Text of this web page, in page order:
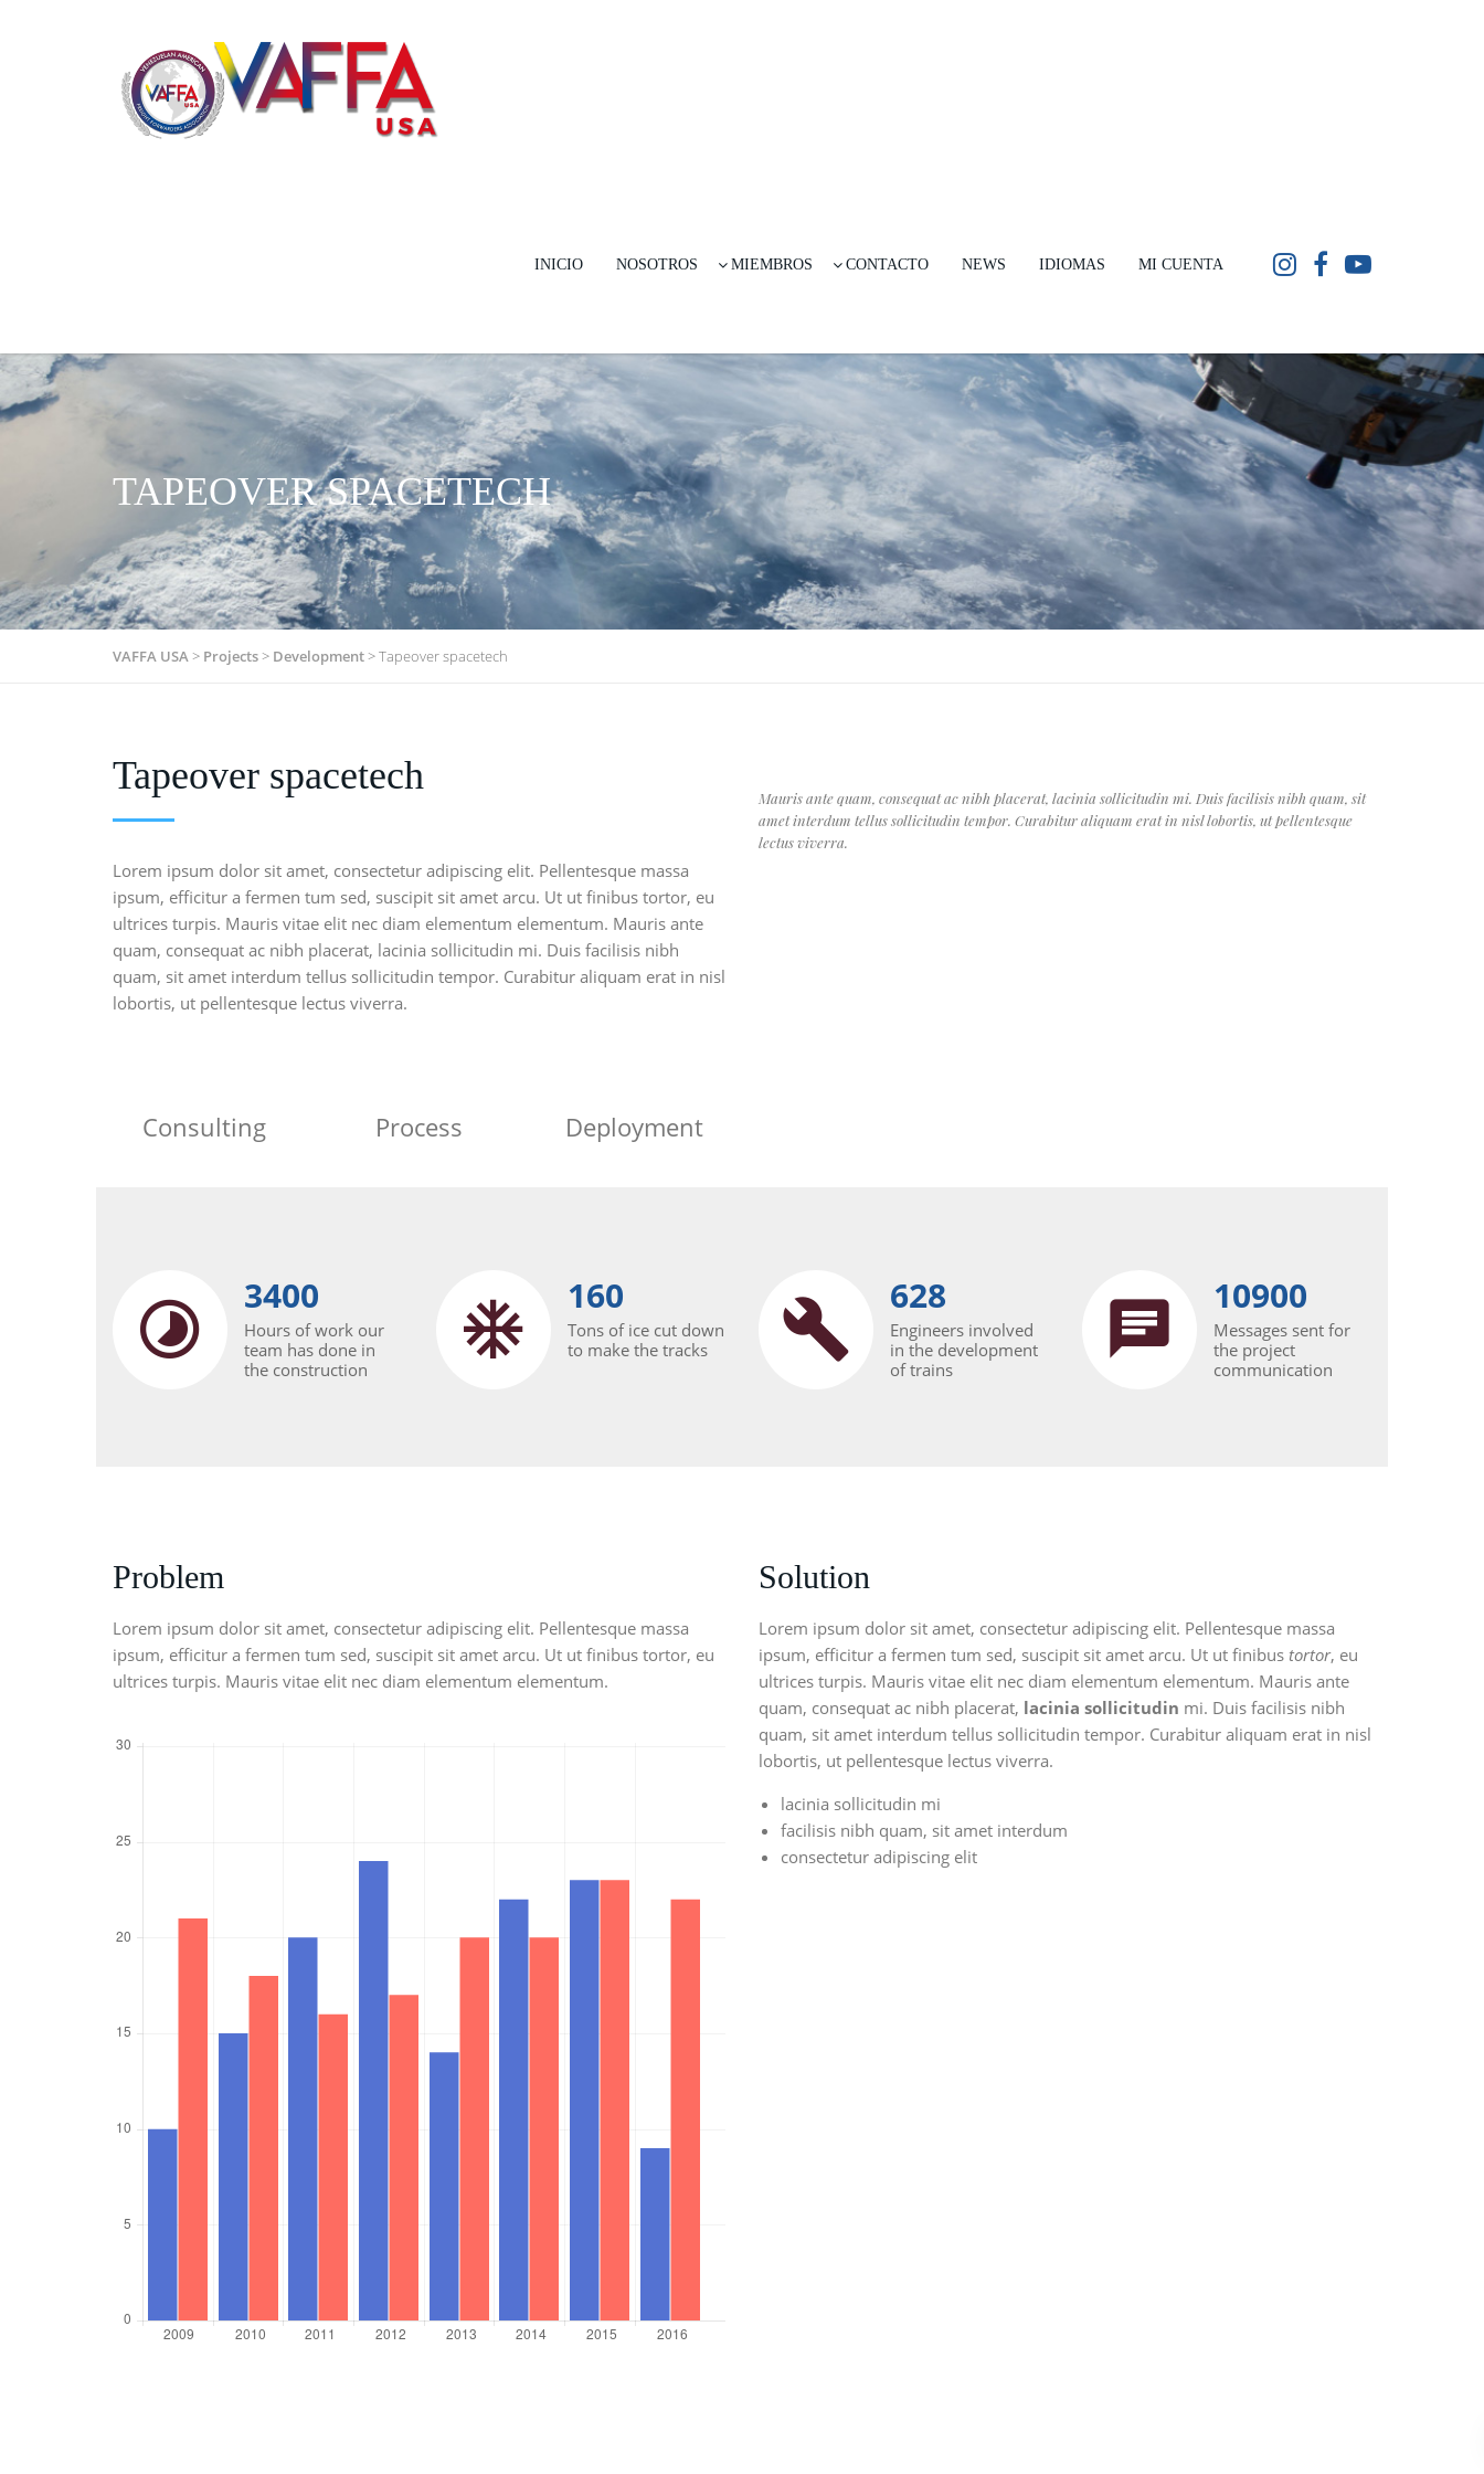
INICIO NOSOTROS MIEMBROS CONTACTO NEWS IDIOMAS MI CUENTA
TAPEOVER SPACETECH
VAFFA USA> Projects> Development>Tapeover spacetech
Tapeover spacetech
Lorem ipsum dolor sit amet, consectetur adipiscing elit. Pellentesque massa
ipsum, efficitur a fermen tum sed, suscipit sit amet arcu. Ut ut finibus tortor, eu
ultrices turpis. Mauris vitae elit nec diam elementum elementum. Mauris ante
quam, consequat ac nibh placerat, lacinia sollicitudin mi. Duis facilisis nibh
quam, sit amet interdum tellus sollicitudin tempor. Curabitur aliquam erat in nisl
lobortis, ut pellentesque lectus viverra.
Consulting Process Deployment
Mauris ante quam, consequat ac nibh placerat, lacinia sollicitudin mi. Duis facilisis nibh quam, sit
amet interdum tellus sollicitudin tempor. Curabitur aliquam erat in nisl lobortis, ut pellentesque
lectus viverra.
3400
Hours of work our
team has done in
the construction
160
Tons of ice cut down
to make the tracks
628
Engineers involved
in the development
of trains
10900
Messages sent for
the project
communication
Problem
Lorem ipsum dolor sit amet, consectetur adipiscing elit. Pellentesque massa
ipsum, efficitur a fermen tum sed, suscipit sit amet arcu. Ut ut finibus tortor, eu
ultrices turpis. Mauris vitae elit nec diam elementum elementum.
Solution
Lorem ipsum dolor sit amet, consectetur adipiscing elit. Pellentesque massa
ipsum, efficitur a fermen tum sed, suscipit sit amet arcu. Ut ut finibus tortor, eu
ultrices turpis. Mauris vitae elit nec diam elementum elementum. Mauris ante
quam, consequat ac nibh placerat, lacinia sollicitudin mi. Duis facilisis nibh
quam, sit amet interdum tellus sollicitudin tempor. Curabitur aliquam erat in nisl
lobortis, ut pellentesque lectus viverra.
lacinia sollicitudin mi
facilisis nibh quam, sit amet interdum
consectetur adipiscing elit